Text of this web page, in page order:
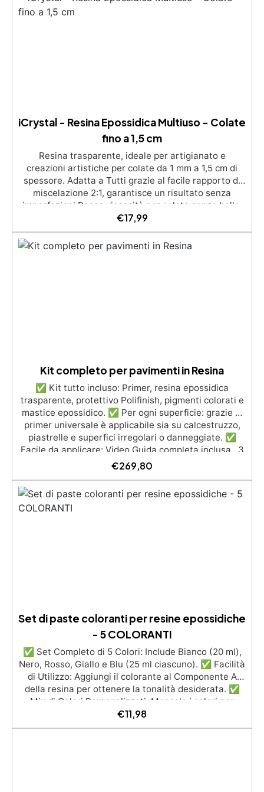
iCrystal - Resina Epossidica Multiuso - Colate
fino a 1,5 cm
Resina trasparente, ideale per artigianato e
creazioni artistiche per colate da 1 mm a 1,5 cm di
spessore. Adatta a Tutti grazie al facile rapporto di
miscelazione 2:1, garantisce un risultato senza
imperfezioni Bassa viscosità per colate senza bolle,
compatibile con legno, silicone, vetro, metallo e altri
materiali. Certificata post-catalisi atossica e sicura
per il contatto con la pelle, Bpa Free e senza Solventi
(Voc Free) Superficie lucida, autolivellante e con filtri
€17,99
Kit completo per pavimenti in Resina
✅ Kit tutto incluso: Primer, resina epossidica
trasparente, protettivo Polifinish, pigmenti colorati e
mastice epossidico. ✅ Per ogni superficie: grazie al
primer universale è applicabile sia su calcestruzzo,
piastrelle e superfici irregolari o danneggiate. ✅
Facile da applicare: Video Guida completa inclusa, 3
semplici passaggi, dalla preparazione della superficie
alla finitura protettiva antigraffio. ✅ Risultati
professionali: Sistema autolivellante, resistente ai
raggi UV, duraturo e con finitura lucida o satinata. ✅
Personalizzabile: Disponibile in kit per metrature da
€269,80
Set di paste coloranti per resine epossidiche
- 5 COLORANTI
✅ Set Completo di 5 Colori: Include Bianco (20 ml),
Nero, Rosso, Giallo e Blu (25 ml ciascuno). ✅ Facilità
di Utilizzo: Aggiungi il colorante al Componente A
della resina per ottenere la tonalità desiderata. ✅
Mix di Colori Personalizzati: Mescola i colori per
ottenere sfumature uniche, come il rosa mescolando
Rosso e Bianco. ✅ Percentuale di Utilizzo: Da 1%
€11,98